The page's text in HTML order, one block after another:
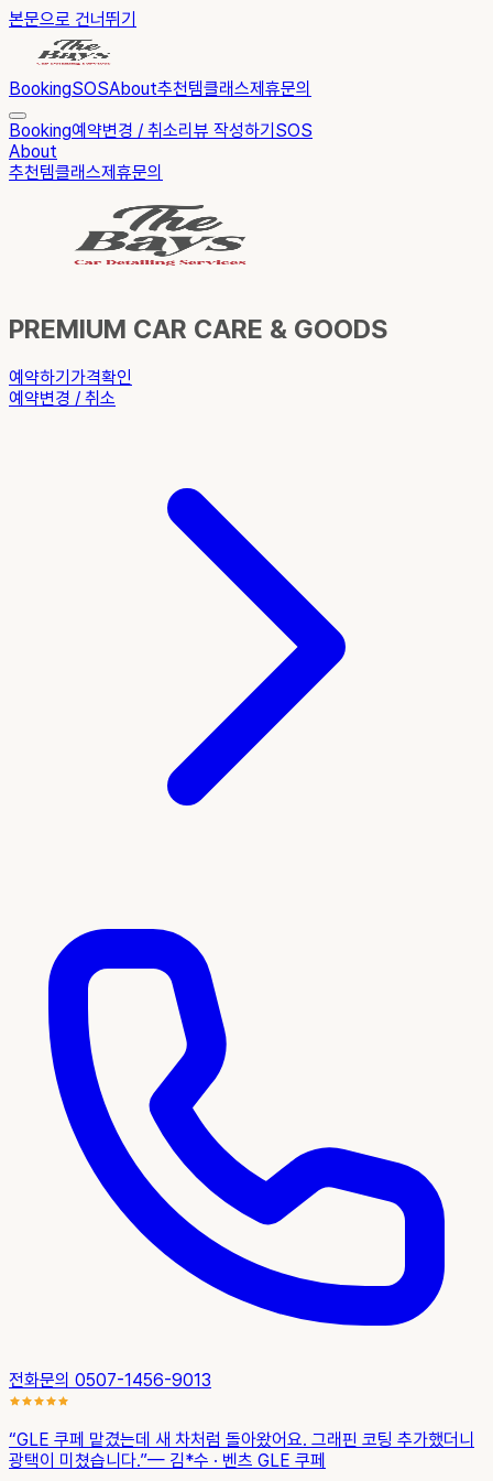
본문으로 건너뛰기
BookingSOSAbout추천템클래스제휴문의
Booking예약변경 / 취소리뷰 작성하기SOS
About
추천템클래스제휴문의
PREMIUM CAR CARE & GOODS
예약하기가격확인
예약변경 / 취소
전화문의 0507-1456-9013
“GLE 쿠페 맡겼는데 새 차처럼 돌아왔어요. 그래핀 코팅 추가했더니
광택이 미쳤습니다.”— 김*수 · 벤츠 GLE 쿠페